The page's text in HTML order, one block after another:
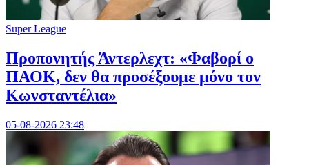
Super League
Προπονητής Άντερλεχτ: «Φαβορί ο
ΠΑΟΚ, δεν θα προσέξουμε μόνο τον
Κωνσταντέλια»
05-08-2026 23:48